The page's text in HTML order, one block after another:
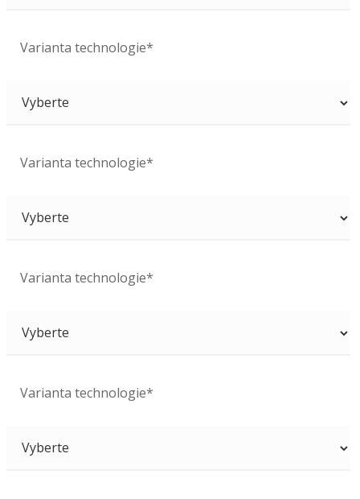
Varianta technologie*
Varianta technologie*
Varianta technologie*
Varianta technologie*